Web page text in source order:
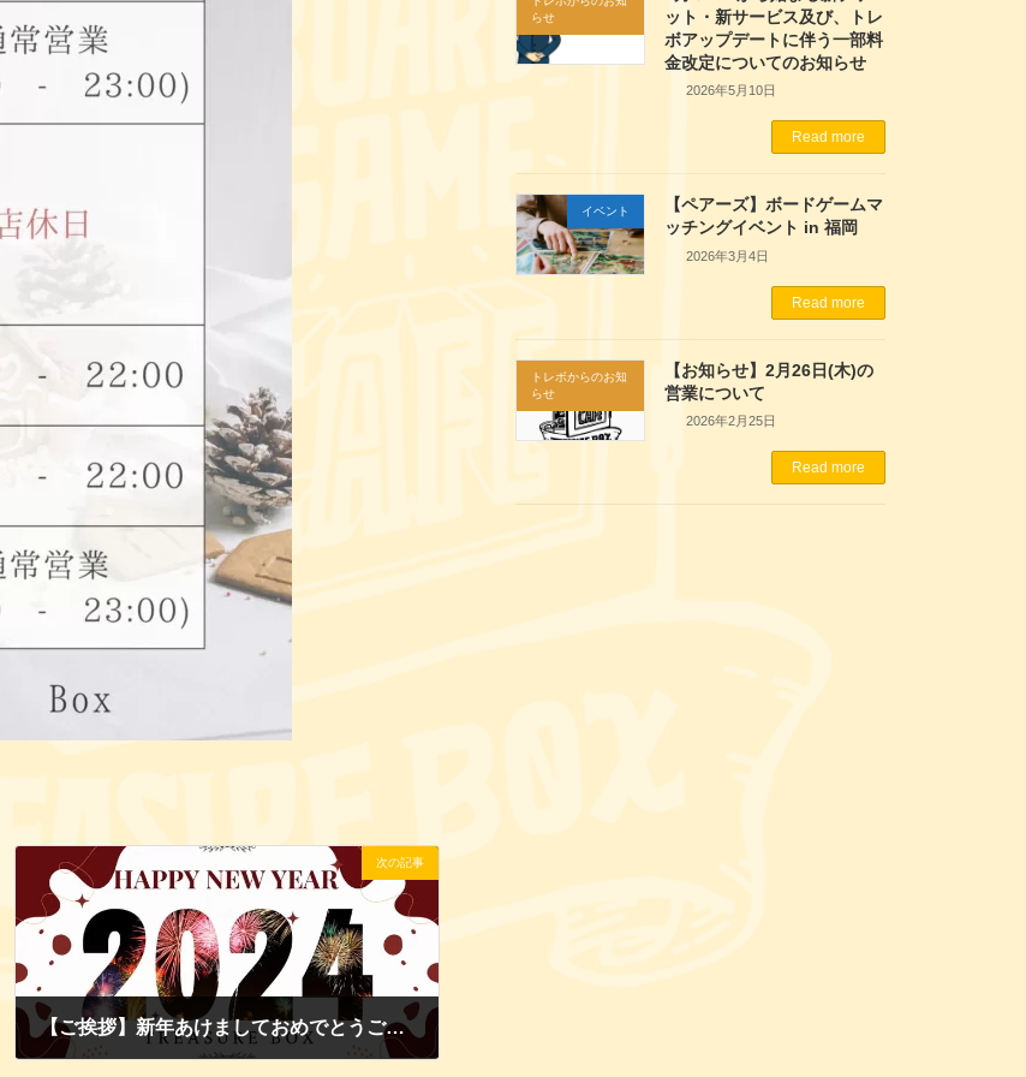
次の記事
【ご挨拶】新年あけましておめでとうございます♪
らせ
ット・新サービス及び、トレ
ボアップデートに伴う一部料
金改定についてのお知らせ
2026年5月10日
Read more
イベント
【ペアーズ】ボードゲームマ
ッチングイベント in 福岡
2026年3月4日
Read more
トレボからのお知
らせ
【お知らせ】2月26日(木)の
営業について
2026年2月25日
Read more